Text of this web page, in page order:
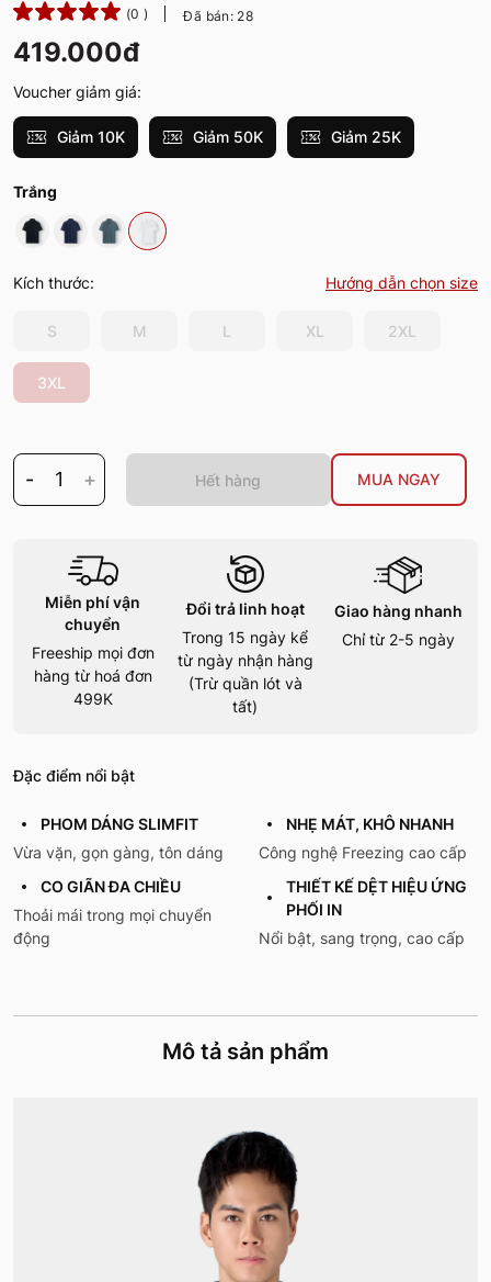
(0 ) Đã bán: 28
419.000đ
Voucher giảm giá:
Giảm 10K Giảm 50K Giảm 25K
Trắng
Kích thước: Hướng dẫn chọn size
S M L XL 2XL
3XL
- 1 + Hết hàng MUA NGAY
Miễn phí vận
chuyển
Freeship mọi đơn
hàng từ hoá đơn
499K
Đổi trả linh hoạt
Trong 15 ngày kể
từ ngày nhận hàng
(Trừ quần lót và
tất)
Giao hàng nhanh
Chỉ từ 2-5 ngày
Đặc điểm nổi bật
PHOM DÁNG SLIMFIT
Vừa vặn, gọn gàng, tôn dáng
NHẸ MÁT, KHÔ NHANH
Công nghệ Freezing cao cấp
CO GIÃN ĐA CHIỀU
Thoải mái trong mọi chuyển
động
THIẾT KẾ DỆT HIỆU ỨNG
PHỐI IN
Nổi bật, sang trọng, cao cấp
Mô tả sản phẩm